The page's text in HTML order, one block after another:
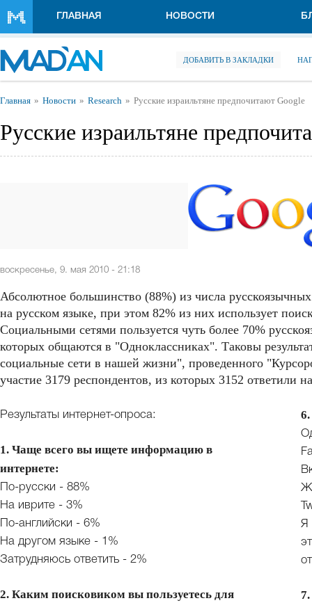
ГЛАВНАЯ НОВОСТИ
ДОБАВИТЬ В ЗАКЛАДКИ
Вы здесь
Главная Новости Research Русские израильтяне предпочитают Google
Русские израильтяне
воскресенье, 9. мая 2010 - 21:18
Абсолютное большинство (88%) из числа
на русском языке, при этом 82% из них использует
Социальными сетями пользуется чуть более 70%
которых общаются в "Одноклассниках". Таковы
социальные сети в нашей жизни", проведенного
участие 3179 респондентов, из которых 3152 ответили
Результаты интернет-опроса:
1. Чаще всего вы ищете информацию в
интернете:
По-русски - 88%
На иврите - 3%
По-английски - 6%
На другом языке - 1%
Затрудняюсь ответить - 2%
2. Каким поисковиком вы пользуетесь для
Я